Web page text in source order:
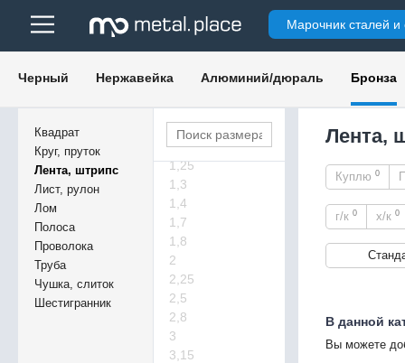
Марочник сталей и
Черный Нержавейка Алюминий/дюраль Бронза
Квадрат
Круг, пруток
Лента, штрипс
Лист, рулон
Лом
Полоса
Проволока
Труба
Чушка, слиток
Шестигранник
0,18
0,22
0,45
0,75
0,85
0,95
1,25
1,3
1,4
1,7
1,8
2
2,25
2,5
2,8
3
3,15
Лента,
Куплю 0
г/к 0 х/к 0
В данной
Вы можете